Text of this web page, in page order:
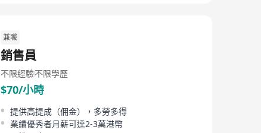
兼職
銷售員
不限經驗不限學歷
$70/小時
提供高提成（佣金），多勞多得
業績優秀者月薪可達2-3萬港幣